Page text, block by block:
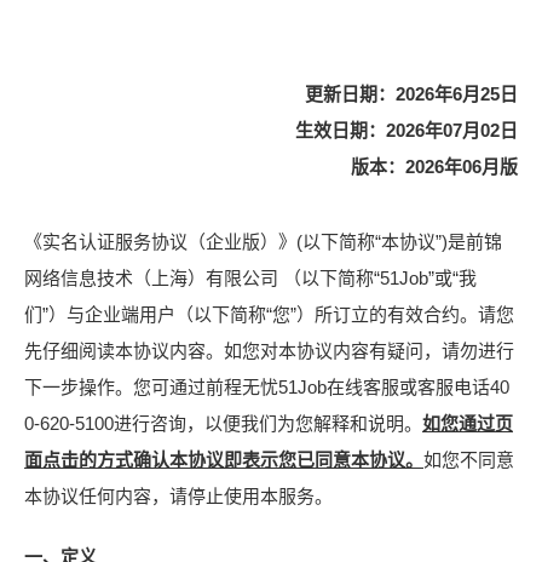
更新日期：2026年6月25日
生效日期：2026年07月02日
版本：2026年06月版
《实名认证服务协议（企业版）》(以下简称“本协议”)是前锦
网络信息技术（上海）有限公司 （以下简称“51Job”或“我
们”）与企业端用户（以下简称“您”）所订立的有效合约。请您
先仔细阅读本协议内容。如您对本协议内容有疑问，请勿进行
下一步操作。您可通过前程无忧51Job在线客服或客服电话40
0-620-5100进行咨询，以便我们为您解释和说明。 如您通过页
面点击的方式确认本协议即表示您已同意本协议。 如您不同意
本协议任何内容，请停止使用本服务。
一、定义